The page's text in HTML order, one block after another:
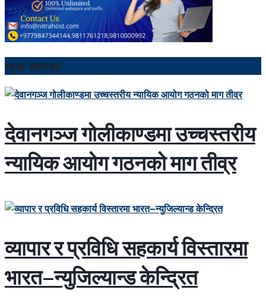
ताजा समाचार
देवानगञ्ज गोलीकाण्डमा उच्चस्तरीय
न्यायिक आयोग गठनको माग तीव्र
व्यापार र प्रविधि सहकार्य विस्तारमा
भारत–न्युजिल्यान्ड केन्द्रित